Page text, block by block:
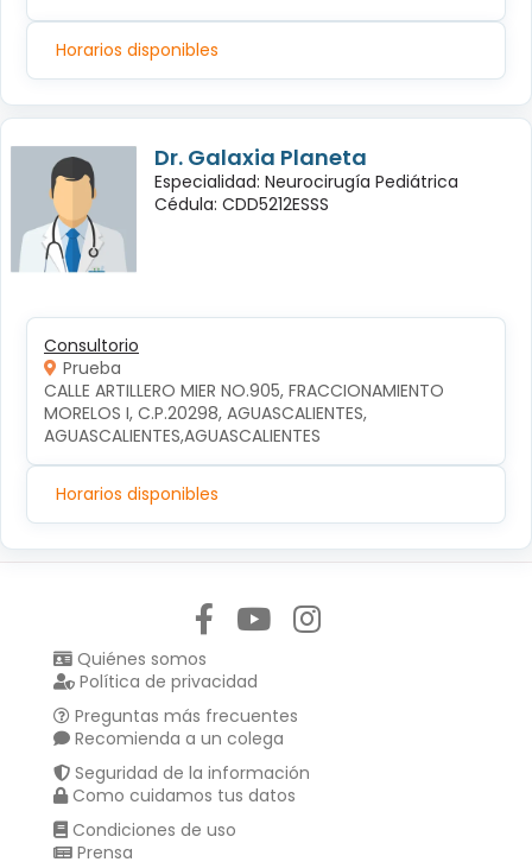
Horarios disponibles
Dr. Galaxia Planeta
Especialidad: Neurocirugía Pediátrica
Cédula: CDD5212ESSS
Consultorio
Prueba
CALLE ARTILLERO MIER NO.905, FRACCIONAMIENTO
MORELOS I, C.P.20298, AGUASCALIENTES,
AGUASCALIENTES,AGUASCALIENTES
Horarios disponibles
Quiénes somos
Política de privacidad
Preguntas más frecuentes
Recomienda a un colega
Seguridad de la información
Como cuidamos tus datos
Condiciones de uso
Prensa